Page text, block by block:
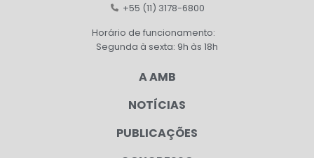
+55 (11) 3178-6800
Horário de funcionamento:
Segunda à sexta: 9h às 18h
A AMB
NOTÍCIAS
PUBLICAÇÕES